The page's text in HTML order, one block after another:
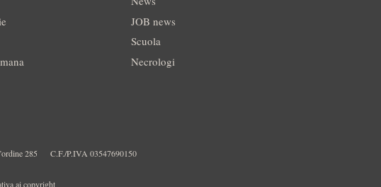
JOB news
Scuola
Necrologi
285 C.F./P.IVA 03547690150
ai copyright